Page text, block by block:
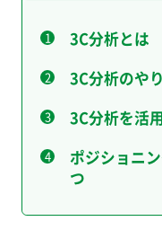
3C分析とは
3C分析のや
3C分析を活
ポジショニ
つ